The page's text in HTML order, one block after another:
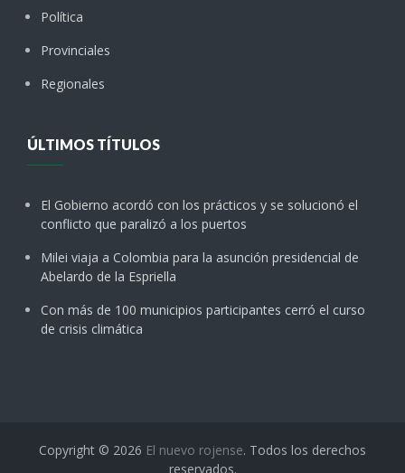
Política
Provinciales
Regionales
ÚLTIMOS TÍTULOS
El Gobierno acordó con los prácticos y se solucionó el
conflicto que paralizó a los puertos
Milei viaja a Colombia para la asunción presidencial de
Abelardo de la Espriella
Con más de 100 municipios participantes cerró el curso
de crisis climática
Copyright © 2026 El nuevo rojense. Todos los derechos
reservados.